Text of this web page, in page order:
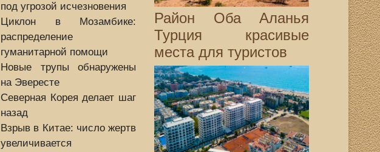
под угрозой исчезновения
Циклон в Мозамбике:
распределение
гуманитарной помощи
Новые трупы обнаружены
на Эвересте
Северная Корея делает шаг
назад
Взрыв в Китае: число жертв
увеличивается
Район Оба Аланья
Турция красивые
места для туристов